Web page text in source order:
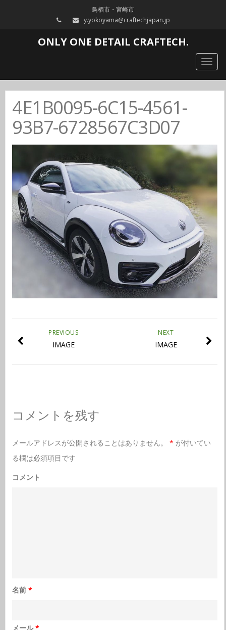
鳥栖市・宮崎市
y.yokoyama@craftechjapan.jp
ONLY ONE DETAIL CRAFTECH.
4E1B0095-6C15-4561-
93B7-6728567C3D07
NEXT
IMAGE
PREVIOUS
IMAGE
コメントを残す
メールアドレスが公開されることはありません。 * が付いてい
る欄は必須項目です
コメント
名前 *
メール*